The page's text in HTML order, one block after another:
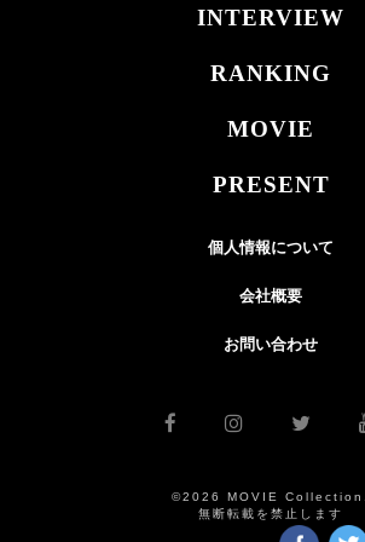
INTERVIEW
RANKING
MOVIE
PRESENT
個人情報について
会社概要
お問い合わせ
©2026 MOVIE Collection.
無断転載を禁止します